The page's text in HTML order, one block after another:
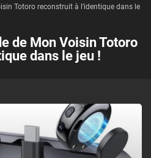
Totoro reconstruit à l’identique dans le
de Mon Voisin Totoro
dans le jeu !